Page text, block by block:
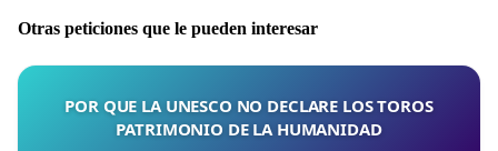
Otras peticiones que le pueden interesar
POR QUE LA UNESCO NO DECLARE LOS TOROS
PATRIMONIO DE LA HUMANIDAD